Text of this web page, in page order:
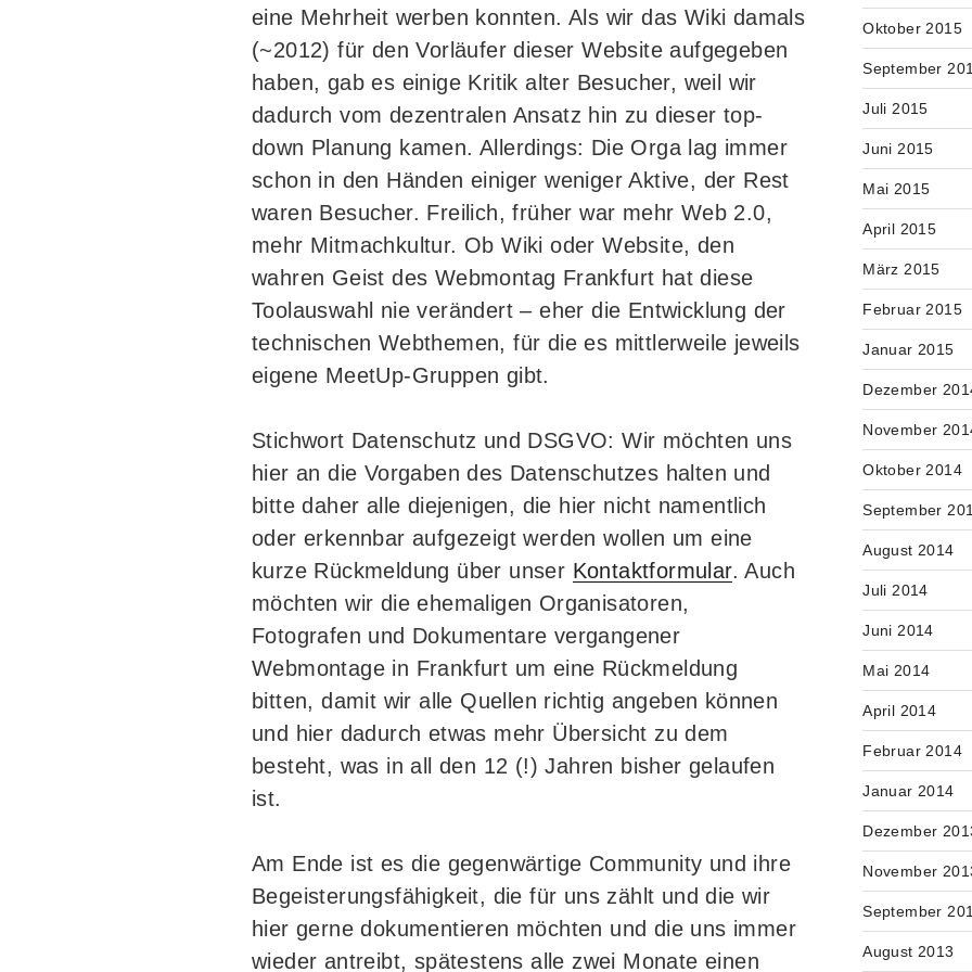
eine Mehrheit werben konnten. Als wir das Wiki damals
(~2012) für den Vorläufer dieser Website aufgegeben
haben, gab es einige Kritik alter Besucher, weil wir
dadurch vom dezentralen Ansatz hin zu dieser top-
down Planung kamen. Allerdings: Die Orga lag immer
schon in den Händen einiger weniger Aktive, der Rest
waren Besucher. Freilich, früher war mehr Web 2.0,
mehr Mitmachkultur. Ob Wiki oder Website, den
wahren Geist des Webmontag Frankfurt hat diese
Toolauswahl nie verändert – eher die Entwicklung der
technischen Webthemen, für die es mittlerweile jeweils
eigene MeetUp-Gruppen gibt.
Stichwort Datenschutz und DSGVO: Wir möchten uns
hier an die Vorgaben des Datenschutzes halten und
bitte daher alle diejenigen, die hier nicht namentlich
oder erkennbar aufgezeigt werden wollen um eine
kurze Rückmeldung über unser Kontaktformular. Auch
möchten wir die ehemaligen Organisatoren,
Fotografen und Dokumentare vergangener
Webmontage in Frankfurt um eine Rückmeldung
bitten, damit wir alle Quellen richtig angeben können
und hier dadurch etwas mehr Übersicht zu dem
besteht, was in all den 12 (!) Jahren bisher gelaufen
ist.
Am Ende ist es die gegenwärtige Community und ihre
Begeisterungsfähigkeit, die für uns zählt und die wir
hier gerne dokumentieren möchten und die uns immer
wieder antreibt, spätestens alle zwei Monate einen
Oktober 2015
September
Juli 2015
Juni 2015
Mai 2015
April 2015
März 2015
Februar 2015
Januar 2015
Dezember
November
Oktober 2014
September
August 2014
Juli 2014
Juni 2014
Mai 2014
April 2014
Februar 2014
Januar 2014
Dezember
November
September
August 2013